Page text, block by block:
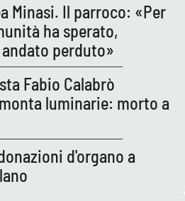
Minasi. Il parroco: «Per
ha sperato,
andato perduto»
Fabio Calabrò
luminarie: morto a
d'organo a